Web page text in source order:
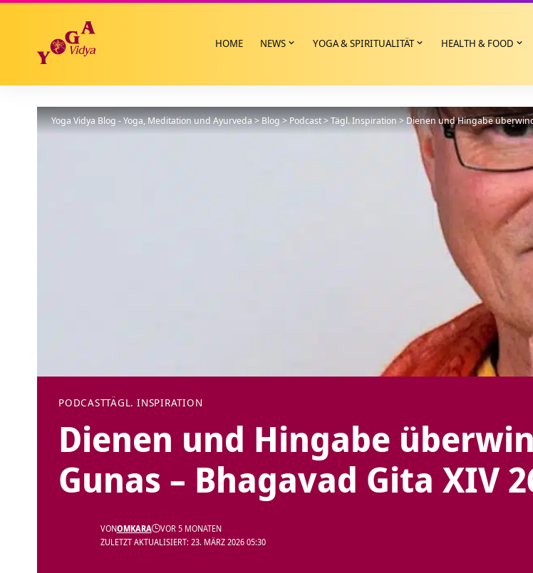
HOME NEWS YOGA & SPIRITUALITÄT HEALTH & FOOD
Yoga Vidya Blog - Yoga, Meditation und Ayurveda>Blog>Podcast>Tägl. Inspiration>Dienen und Hingabe
PODCASTTÄGL. INSPIRATION
Dienen und Hingabe
Gunas – Bhagavad Gita XIV
ZULETZT AKTUALISIERT: 23. MÄRZ 2026 05:30
VONOMKARA VOR 5 MONATEN